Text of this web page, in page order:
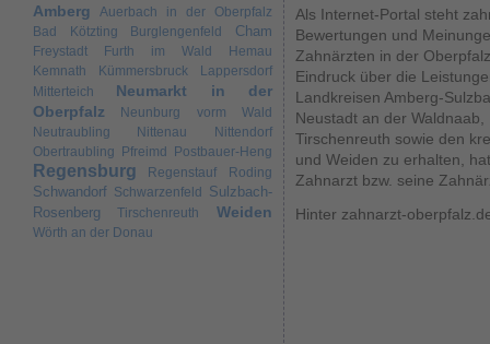
Amberg
Auerbach in der Oberpfalz
Bad Kötzting
Burglengenfeld Cham
Freystadt Furth im Wald
Hemau
Kemnath
Kümmersbruck
Lappersdorf
Mitterteich
Neumarkt in der
Oberpfalz
Neunburg vorm Wald
Neutraubling
Nittenau
Nittendorf
Obertraubling
Pfreimd Postbauer-Heng
Regensburg Regenstauf Roding
Schwandorf Schwarzenfeld
Sulzbach-
Rosenberg
Tirschenreuth Weiden
Wörth an der Donau
Als Internet-Portal steht
Bewertungen und
Zahnärzten in der
Eindruck über die
Landkreisen Amberg-
Neustadt an der
Tirschenreuth sowie den
und Weiden zu erhalten,
Zahnarzt bzw. seine
Hinter zahnarzt-